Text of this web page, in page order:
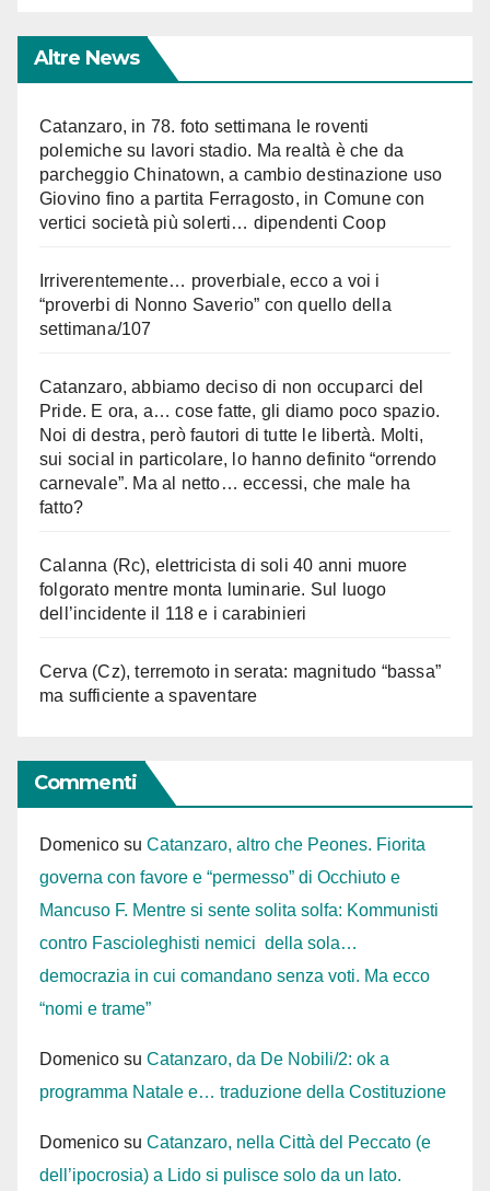
Altre News
Catanzaro, in 78. foto settimana le roventi
polemiche su lavori stadio. Ma realtà è che da
parcheggio Chinatown, a cambio destinazione uso
Giovino fino a partita Ferragosto, in Comune con
vertici società più solerti… dipendenti Coop
Irriverentemente… proverbiale, ecco a voi i
“proverbi di Nonno Saverio” con quello della
settimana/107
Catanzaro, abbiamo deciso di non occuparci del
Pride. E ora, a… cose fatte, gli diamo poco spazio.
Noi di destra, però fautori di tutte le libertà. Molti,
sui social in particolare, lo hanno definito “orrendo
carnevale”. Ma al netto… eccessi, che male ha
fatto?
Calanna (Rc), elettricista di soli 40 anni muore
folgorato mentre monta luminarie. Sul luogo
dell’incidente il 118 e i carabinieri
Cerva (Cz), terremoto in serata: magnitudo “bassa”
ma sufficiente a spaventare
Commenti
Domenico su Catanzaro, altro che Peones. Fiorita
governa con favore e “permesso” di Occhiuto e
Mancuso F. Mentre si sente solita solfa: Kommunisti
contro Fascioleghisti nemici della sola…
democrazia in cui comandano senza voti. Ma ecco
“nomi e trame”
Domenico su Catanzaro, da De Nobili/2: ok a
programma Natale e… traduzione della Costituzione
Domenico su Catanzaro, nella Città del Peccato (e
dell’ipocrosia) a Lido si pulisce solo da un lato.